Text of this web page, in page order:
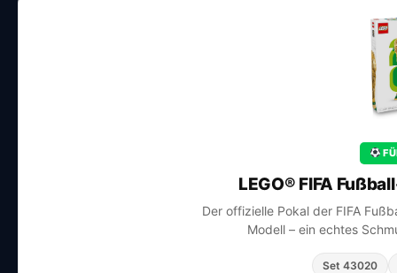
LEGO® FIFA
Der offizielle Pokal der FIFA
Modell – ein echtes
Set 43020